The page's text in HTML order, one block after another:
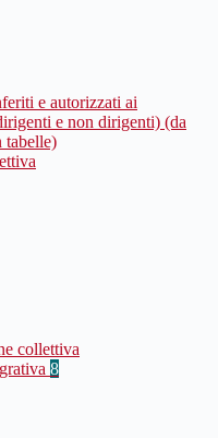
e autorizzati ai
e non dirigenti) (da
tabelle)
collettiva
8